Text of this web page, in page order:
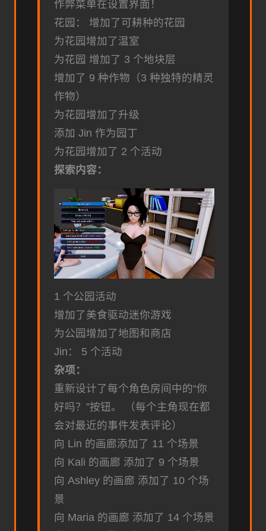
作弊菜单在设置界面！
花园： 增加了可耕种的花园
为花园增加了温室
为花园 增加了 3 个地块层
增加了 9 种作物（3 种独特的精灵
作物）
为花园增加了升级
添加 Jin 作为园丁
为花园增加了 2 个活动
探索内容：
1 个公园活动
增加了美食驱动迷你游戏
为公园增加了地图和商店
Jin： 5 个活动
杂项：
重新设计了每个角色房间中的“你
好吗？”按钮。 （每个主角现在都
会对最近的事件发表评论）
向 Lin 的画廊添加了 11 个场景
向 Kali 的画廊 添加了 9 个场景
向 Ashley 的画廊 添加了 10 个场
景
向 Maria 的画廊 添加了 14 个场景